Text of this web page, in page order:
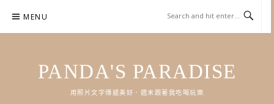
content
MENU
PANDA'S PARADISE
用照片文字傳遞美好．週末跟著我吃喝玩樂